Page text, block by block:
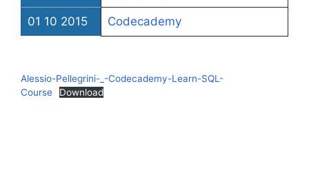
01 10 2015 Codecademy
Alessio-Pellegrini-_-Codecademy-Learn-SQL-
Course
Download